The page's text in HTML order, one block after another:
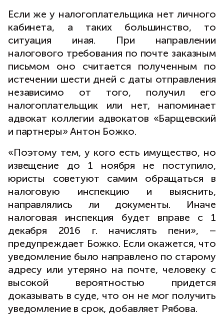
Если же у налогоплательщика нет личного
кабинета, а таких большинство, то
ситуация иная. При направлении
налогового требования по почте заказным
письмом оно считается полученным по
истечении шести дней с даты отправления
независимо от того, получил его
налогоплательщик или нет, напоминает
адвокат коллегии адвокатов «Барщевский
и партнеры» Антон Божко.
«Поэтому тем, у кого есть имущество, но
извещение до 1 ноября не поступило,
юристы советуют самим обращаться в
налоговую инспекцию и выяснить,
направлялись ли документы. Иначе
налоговая инспекция будет вправе с 1
декабря 2016 г. начислять пени», –
предупреждает Божко. Если окажется, что
уведомление было направлено по старому
адресу или утеряно на почте, человеку с
высокой вероятностью придется
доказывать в суде, что он не мог получить
уведомление в срок, добавляет Рябова.